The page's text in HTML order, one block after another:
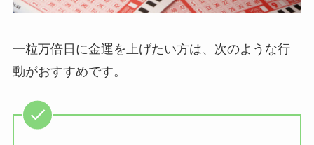
一粒万倍日に金運を上げたい方は、次のような行
動がおすすめです。